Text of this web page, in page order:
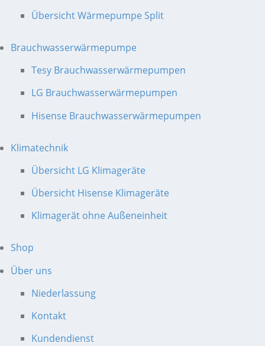
Übersicht Wärmepumpe Split
Brauchwasserwärmepumpe
Tesy Brauchwasserwärmepumpen
LG Brauchwasserwärmepumpen
Hisense Brauchwasserwärmepumpen
Klimatechnik
Übersicht LG Klimageräte
Übersicht Hisense Klimageräte
Klimagerät ohne Außeneinheit
Shop
Über uns
Niederlassung
Kontakt
Kundendienst